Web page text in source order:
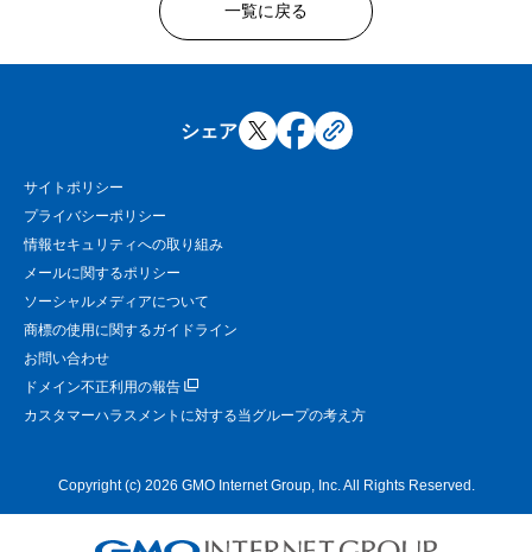
一覧に戻る
シェア
サイトポリシー
プライバシーポリシー
情報セキュリティへの取り組み
メールに関するポリシー
ソーシャルメディアについて
商標の使用に関するガイドライン
お問い合わせ
ドメイン不正利用の報告
カスタマーハラスメントに対する当グループの考え方
Copyright (c) 2026 GMO Internet Group, Inc. All Rights Reserved.